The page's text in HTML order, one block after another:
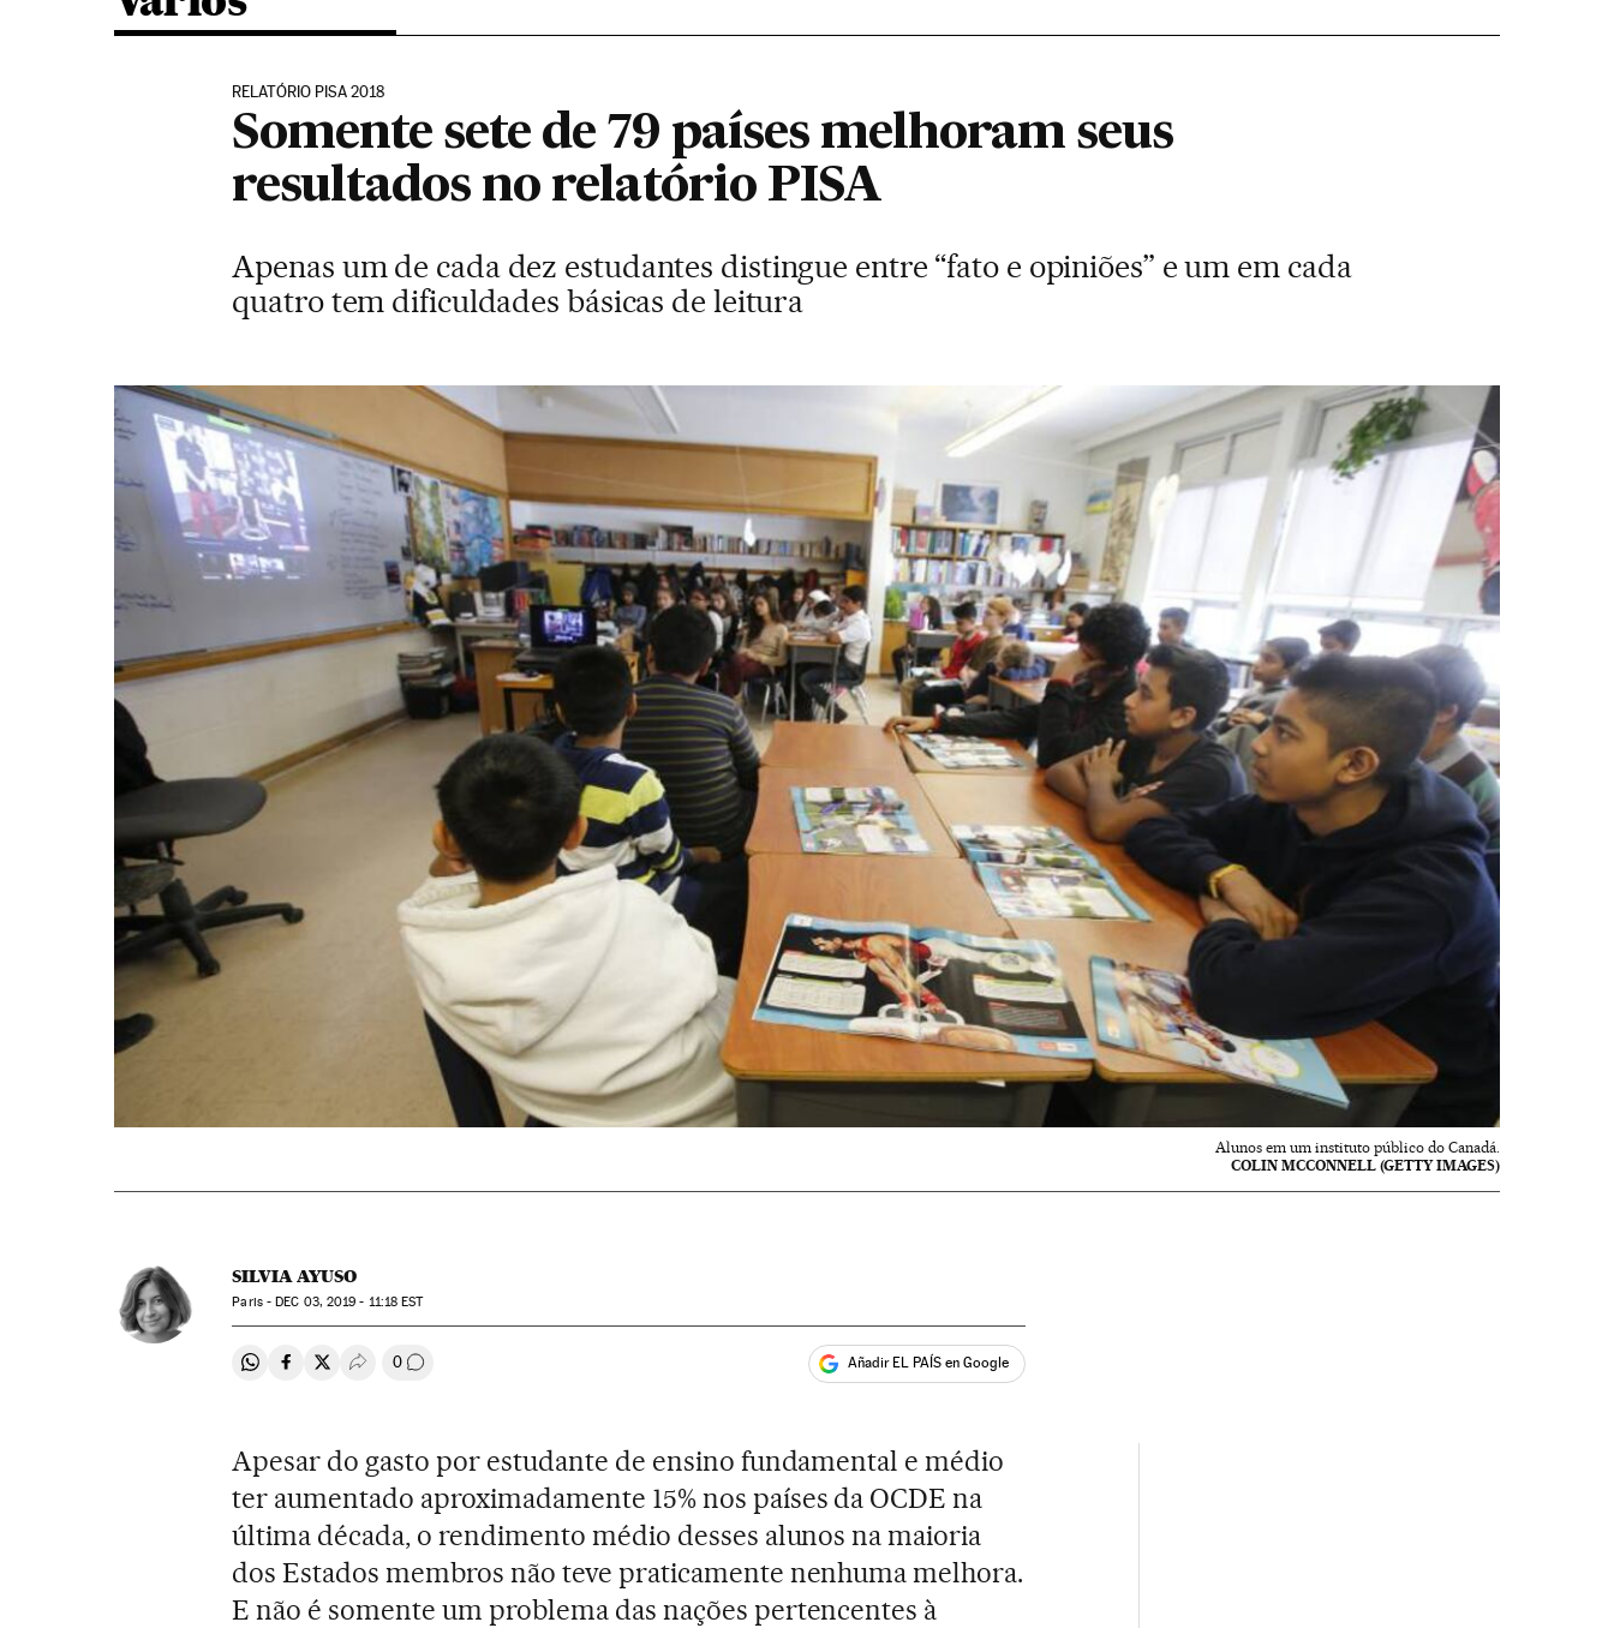
RELATÓRIO PISA 2018
Somente sete de 79 países melhoram seus
resultados no relatório PISA
Apenas um de cada dez estudantes distingue entre “fato e opiniões” e um em cada
quatro tem dificuldades básicas de leitura
Alunos em um instituto público do Canadá.
COLIN MCCONNELL (GETTY IMAGES)
SILVIA AYUSO
Paris -DEC 03, 2019 - 11:18 EST
Compartir en Whatsapp
Compartir en Facebook
Compartir en Twitter
Desplegar Redes Sociales
0 Comentários Añadir EL PAÍS en Google
Apesar do gasto por estudante de ensino fundamental e médio
ter aumentado aproximadamente 15% nos países da OCDE na
última década, o rendimento médio desses alunos na maioria
dos Estados membros não teve praticamente nenhuma melhora.
E não é somente um problema das nações pertencentes à